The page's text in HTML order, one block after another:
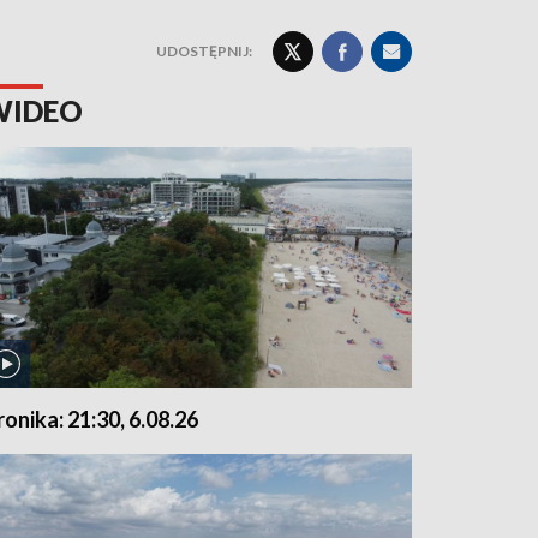
UDOSTĘPNIJ:
21:30, 6.08.26